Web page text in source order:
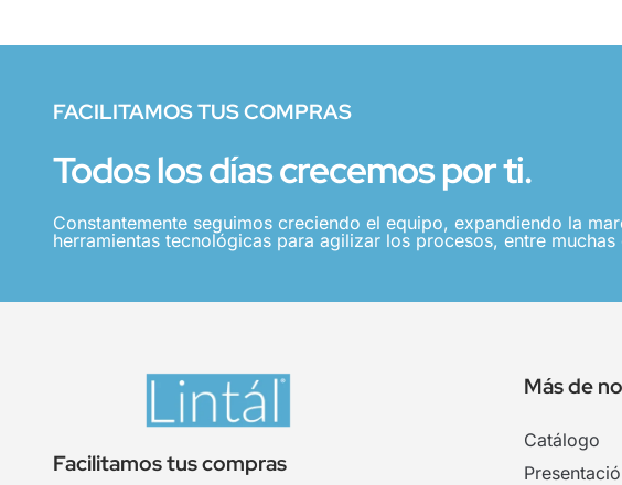
FACILITAMOS TUS COMPRAS
Todos los días crecemos por ti.
Constantemente seguimos creciendo el equipo, expandiendo la
herramientas tecnológicas para agilizar los procesos, entre
Facilitamos tus compras
Más de
Catálogo